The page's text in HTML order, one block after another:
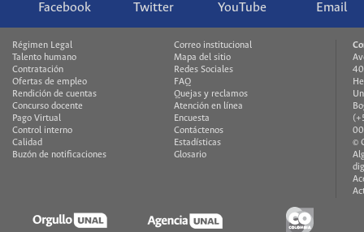
Facebook Twitter YouTube Email
Régimen Legal
Talento humano
Contratación
Ofertas de empleo
Rendición de cuentas
Concurso docente
Pago Virtual
Control interno
Calidad
Buzón de notificaciones
Correo institucional
Mapa del sitio
Redes Sociales
FAQ
Quejas y reclamos
Atención en línea
Encuesta
Contáctenos
Estadísticas
Glosario
©